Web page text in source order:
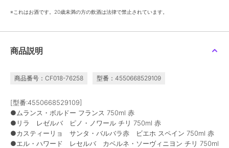
※これはお酒です。20歳未満の方の飲酒は法律で禁止されています。
商品説明
商品番号：CF018-76258 型番：4550668529109
[型番:4550668529109]
●ムランス・ボルドー フランス 750ml 赤
●リラ レゼルバ ピノ・ノワール チリ 750ml 赤
●カスティーリョ サンタ・バルバラ赤 ビエホ スペイン 750ml 赤
●エル・ハワード レセルバ カベルネ・ソーヴィニヨン チリ 750ml